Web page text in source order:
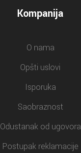
Kompanija
O nama
Opšti uslovi
Isporuka
Saobraznost
Odustanak od ugovora
Postupak reklamacije